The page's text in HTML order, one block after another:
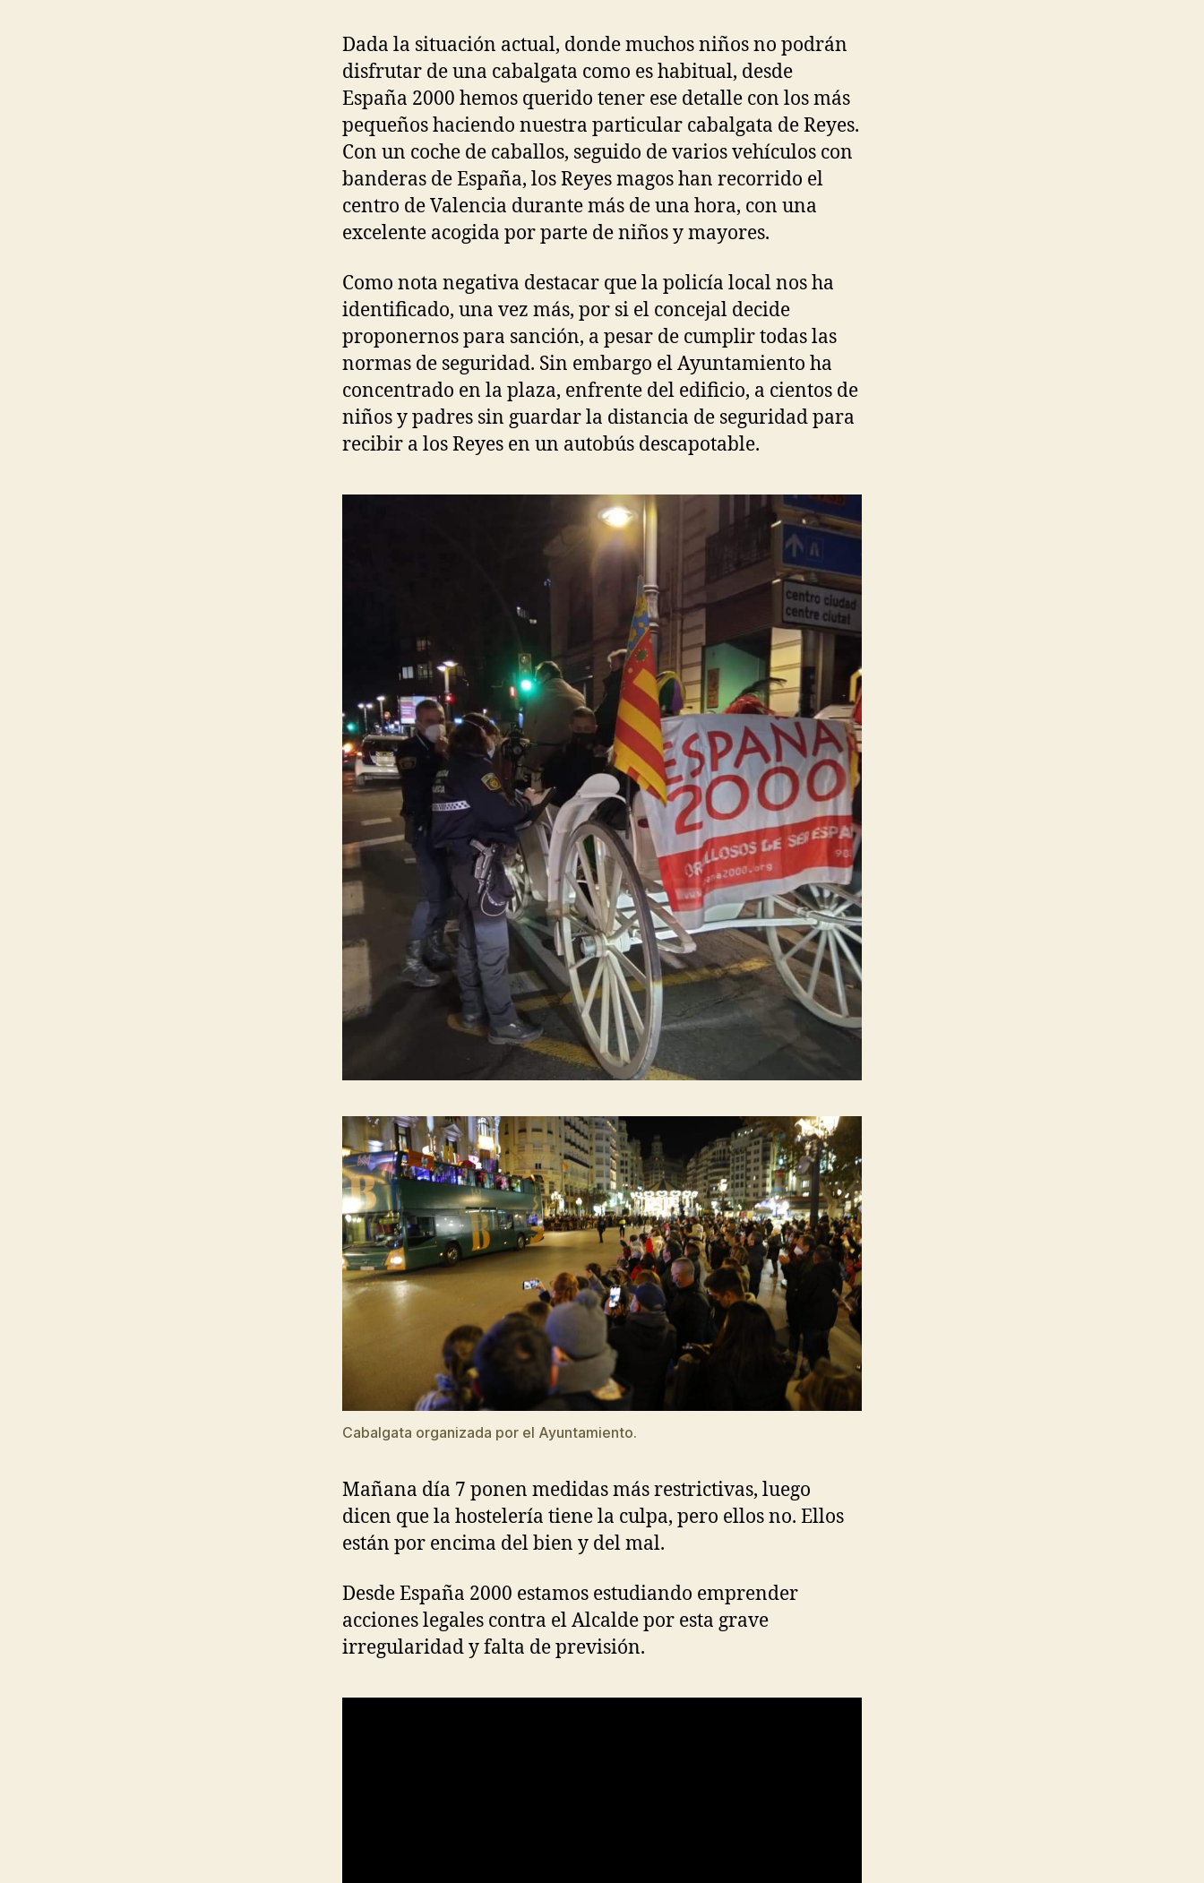
Dada la situación actual, donde muchos niños no podrán
disfrutar de una cabalgata como es habitual, desde
España 2000 hemos querido tener ese detalle con los más
pequeños haciendo nuestra particular cabalgata de Reyes.
Con un coche de caballos, seguido de varios vehículos con
banderas de España, los Reyes magos han recorrido el
centro de Valencia durante más de una hora, con una
excelente acogida por parte de niños y mayores.
Como nota negativa destacar que la policía local nos ha
identificado, una vez más, por si el concejal decide
proponernos para sanción, a pesar de cumplir todas las
normas de seguridad. Sin embargo el Ayuntamiento ha
concentrado en la plaza, enfrente del edificio, a cientos de
niños y padres sin guardar la distancia de seguridad para
recibir a los Reyes en un autobús descapotable.
Cabalgata organizada por el Ayuntamiento.
Mañana día 7 ponen medidas más restrictivas, luego
dicen que la hostelería tiene la culpa, pero ellos no. Ellos
están por encima del bien y del mal.
Desde España 2000 estamos estudiando emprender
acciones legales contra el Alcalde por esta grave
irregularidad y falta de previsión.